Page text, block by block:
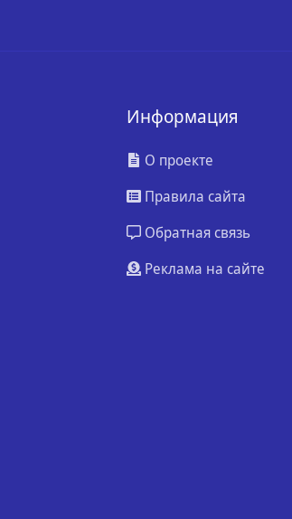
Информация
О проекте
Правила сайта
Обратная связь
Реклама на сайте